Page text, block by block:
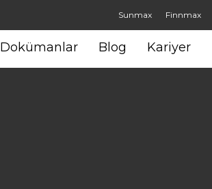
Sunmax Finnmax
Dokümanlar Blog Kariyer